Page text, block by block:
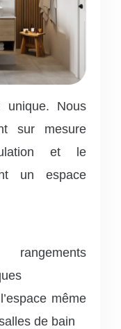
unique. Nous
sur mesure
et le
un espace
même
de bain